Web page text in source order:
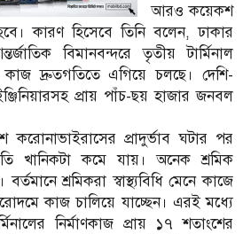
আরও কয়েকশ
কারণ হিসেবে তিনি বলেন, ঢাকার
বিমানবন্দরে তৃতীয় টার্মিনাল
কাজ দ্রুতগতিতে এগিয়ে চলছে। দেশি-
প্রায় পাঁচ-ছয় হাজার জনবল
করোনাভাইরাসের প্রাদুর্ভাব ঘটার পর
খানিকটা কমে যায়। অনেক শ্রমিক
শ্রমিকরা স্বাস্থ্যবিধি মেনে কাজে
কাজ চালিয়ে যাচ্ছেন। এরই মধ্যে
নির্মাণকাজ প্রায় ১৭ শতাংশের